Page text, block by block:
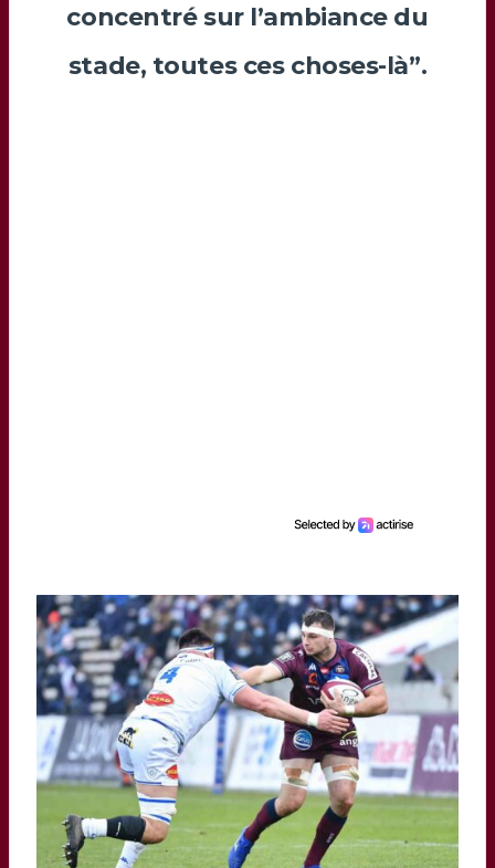
concentré sur l’ambiance du
stade, toutes ces choses-là”.